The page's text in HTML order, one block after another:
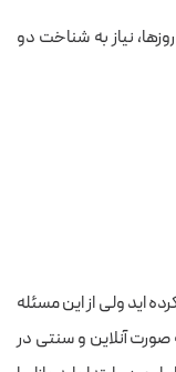
نیاز به شناخت دو
اید ولی از این مسئله
صورت آنلاین و سنتی در